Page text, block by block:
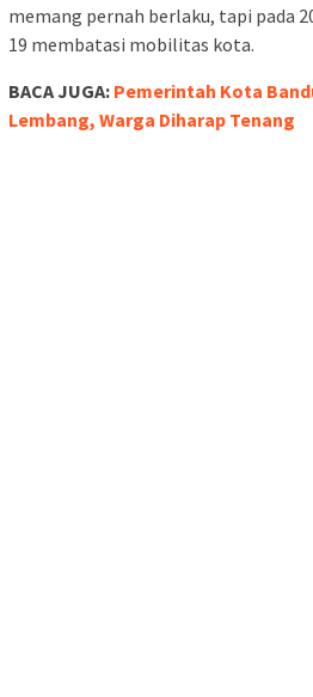
memang pernah berlaku, tapi pada
19 membatasi mobilitas kota.
BACA JUGA: Pemerintah Kota
Lembang, Warga Diharap Tenang